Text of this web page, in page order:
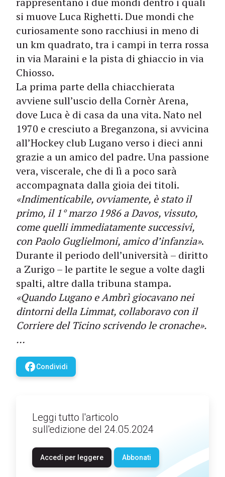
si muove Luca Righetti. Due mondi che
curiosamente sono racchiusi in meno di
un km quadrato, tra i campi in terra rossa
in via Maraini e la pista di ghiaccio in via
Chiosso.
La prima parte della chiacchierata
avviene sull’uscio della Cornèr Arena,
dove Luca è di casa da una vita. Nato nel
1970 e cresciuto a Breganzona, si avvicina
all’Hockey club Lugano verso i dieci anni
grazie a un amico del padre. Una passione
vera, viscerale, che di lì a poco sarà
accompagnata dalla gioia dei titoli.
«Indimenticabile, ovviamente, è stato il
primo, il 1° marzo 1986 a Davos, vissuto,
come quelli immediatamente successivi,
con Paolo Guglielmoni, amico d’infanzia».
Durante il periodo dell’università – diritto
a Zurigo – le partite le segue a volte dagli
spalti, altre dalla tribuna stampa.
«Quando Lugano e Ambrì giocavano nei
dintorni della Limmat, collaboravo con il
Corriere del Ticino scrivendo le cronache».
…
facebookCondividi
Leggi tutto l'articolo
sull'edizione del 24.05.2024
Accedi per leggere Abbonati